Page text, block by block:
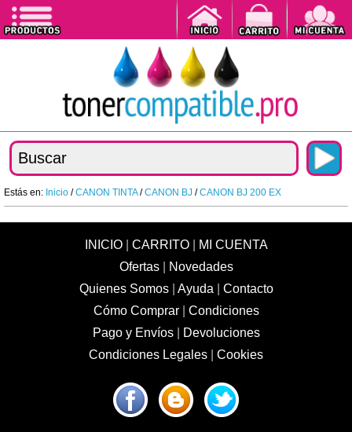
Estás en: Inicio /CANON TINTA/CANON BJ /CANON BJ 200 EX
INICIO| CARRITO|
MI CUENTA
Ofertas|
Novedades
Quienes Somos| Ayuda
Contacto
Cómo Comprar| Condiciones
Pago y Envíos|
Devoluciones
Condiciones Legales
Cookies